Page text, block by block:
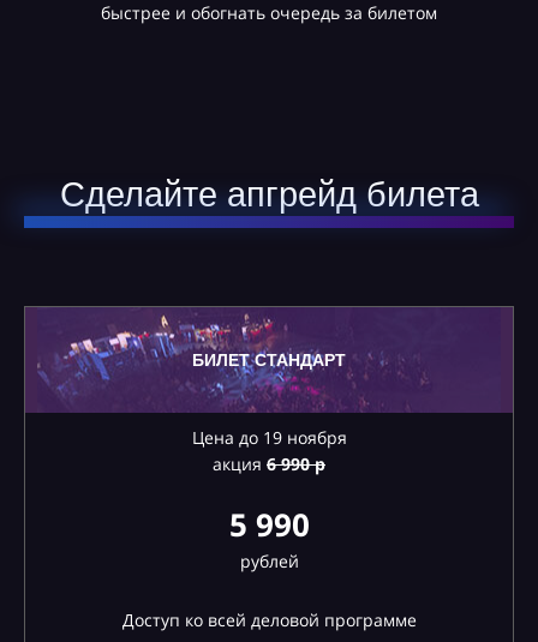
быстрее и обогнать очередь за билетом
Сделайте апгрейд билета
БИЛЕТ СТАНДАРТ
Цена до 19 ноября
акция 6990 р
5 990
рублей
Доступ ко всей деловой программе